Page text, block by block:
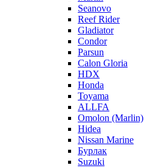
Seanovo
Reef Rider
Gladiator
Condor
Parsun
Calon Gloria
HDX
Honda
Toyama
ALLFA
Omolon (Marlin)
Hidea
Nissan Marine
Бурлак
Suzuki